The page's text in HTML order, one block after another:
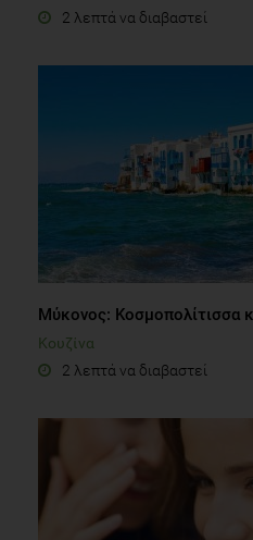
2 λεπτά να διαβαστεί
Μύκονος: Κοσμοπολίτισσα
Κουζίνα
2 λεπτά να διαβαστεί